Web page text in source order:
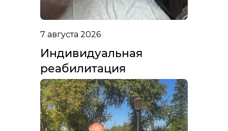
7 августа 2026
Индивидуальная
реабилитация